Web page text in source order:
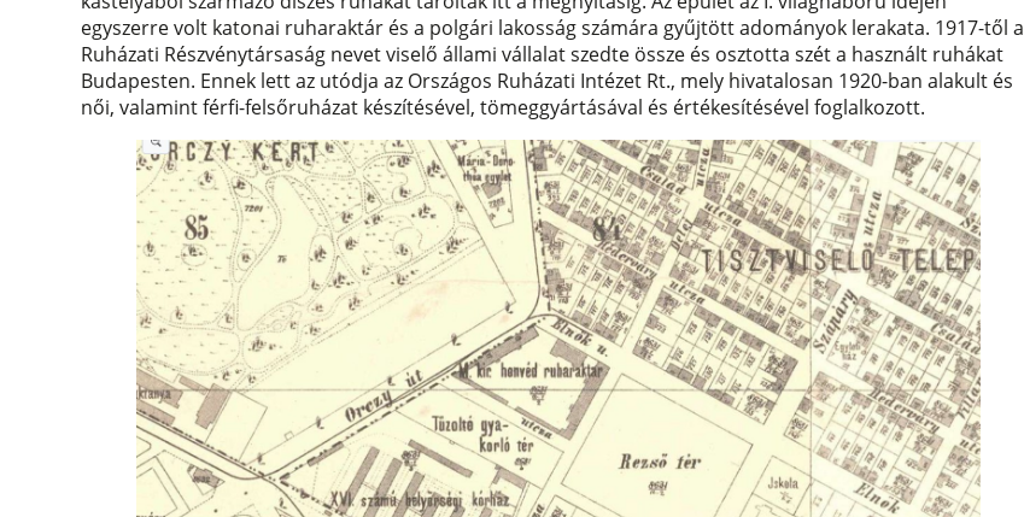
egyszerre volt katonai ruharaktár és a polgári lakosság számára gyűjtött adományok lerakata. 1917-től a
Ruházati Részvénytársaság nevet viselő állami vállalat szedte össze és osztotta szét a használt ruhákat
Budapesten. Ennek lett az utódja az Országos Ruházati Intézet Rt., mely hivatalosan 1920-ban alakult és
női, valamint férfi-felsőruházat készítésével, tömeggyártásával és értékesítésével foglalkozott.